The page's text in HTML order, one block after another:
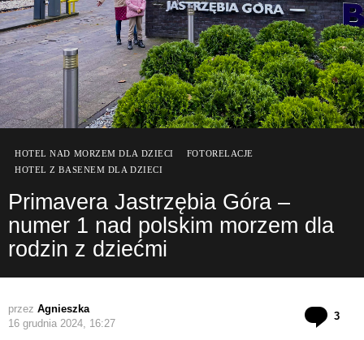
HOTEL NAD MORZEM DLA DZIECI
FOTORELACJE
HOTEL Z BASENEM DLA DZIECI
Primavera Jastrzębia Góra –
numer 1 nad polskim morzem dla
rodzin z dziećmi
przez Agnieszka
16 grudnia 2024, 16:27
3